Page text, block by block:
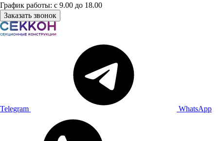
График работы: с 9.00 до 18.00
Заказать звонок
Telegram WhatsApp